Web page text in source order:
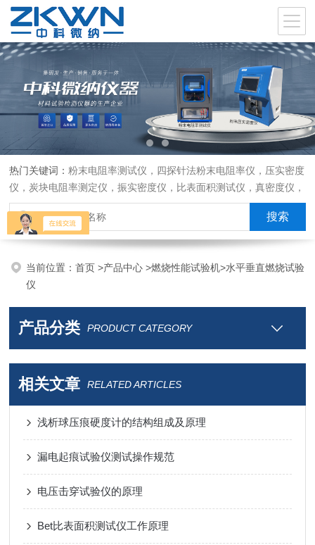
热门关键词：粉末电阻率测试仪，四探针法粉末电阻率仪，压实密度
仪，炭块电阻率测定仪，振实密度仪，比表面积测试仪，真密度仪，
炭块热膨胀仪，炭块透气率仪，炭块二氧化碳反应测定仪
当前位置：首页>产品中心>燃烧性能试验机>水平垂直燃烧试验
仪
产品分类 PRODUCT CATEGORY
相关文章 RELATED ARTICLES
浅析球压痕硬度计的结构组成及原理
漏电起痕试验仪测试操作规范
电压击穿试验仪的原理
Bet比表面积测试仪工作原理